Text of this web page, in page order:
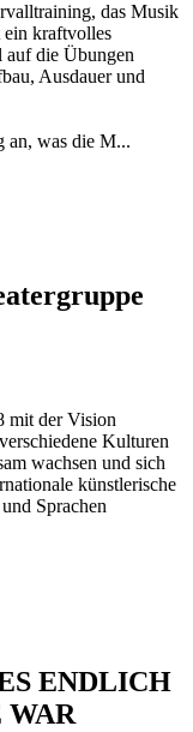
das Musik
ein kraftvolles
die Übungen
Ausdauer und
an, was die M...
mit der Vision
Kulturen
wachsen und sich
künstlerische
Sprachen
ENDLICH
WAR